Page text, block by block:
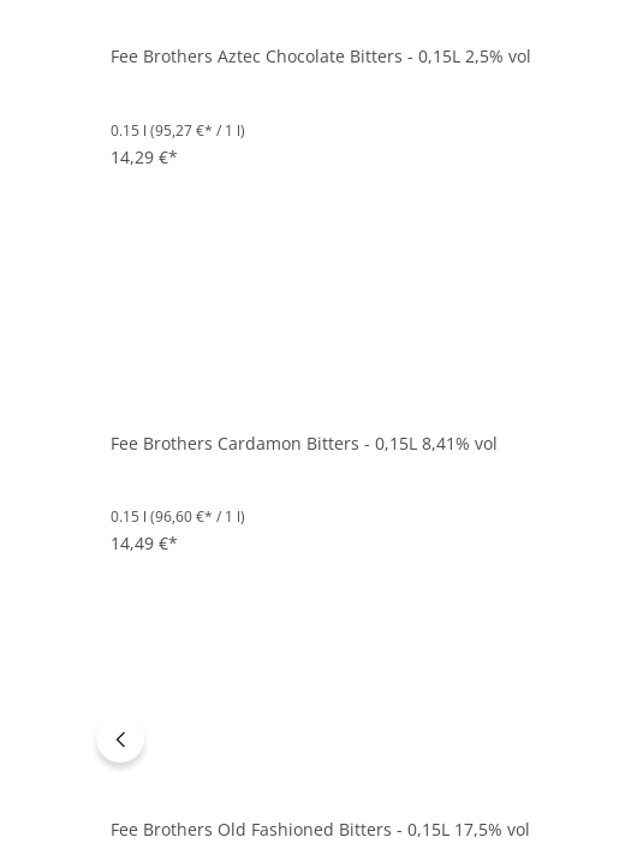
Fee Brothers Aztec Chocolate Bitters - 0,15L 2,5% vol
0.15 l (95,27 €* / 1 l)
14,29 €*
Fee Brothers Cardamon Bitters - 0,15L 8,41% vol
0.15 l (96,60 €* / 1 l)
14,49 €*
Fee Brothers Old Fashioned Bitters - 0,15L 17,5% vol